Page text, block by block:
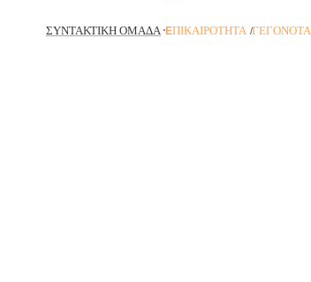
ΣΥΝΤΑΚΤΙΚΉ ΟΜΆΔΑ EΠΙΚΑΙΡΌΤΗΤΑ ΓΕΓΟΝΌΤΑ